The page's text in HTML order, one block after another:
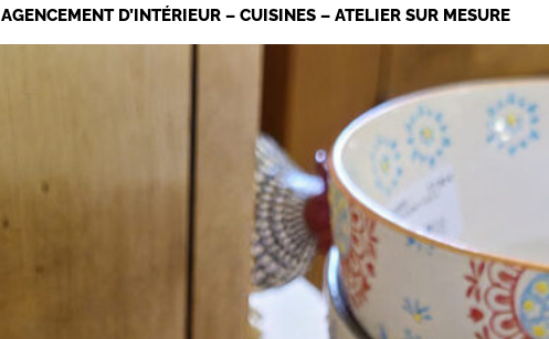
AGENCEMENT D’INTÉRIEUR – CUISINES – ATELIER SUR MESURE